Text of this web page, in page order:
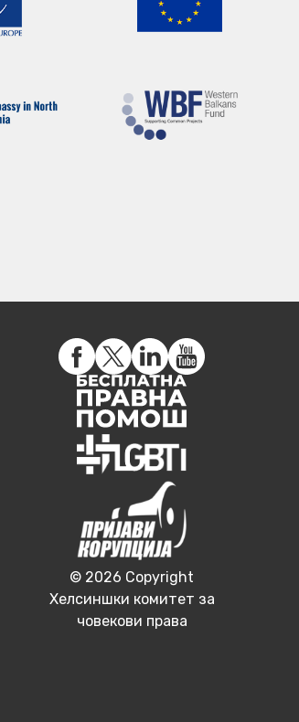
© 2026 Copyright
Хелсиншки комитет за
човекови права